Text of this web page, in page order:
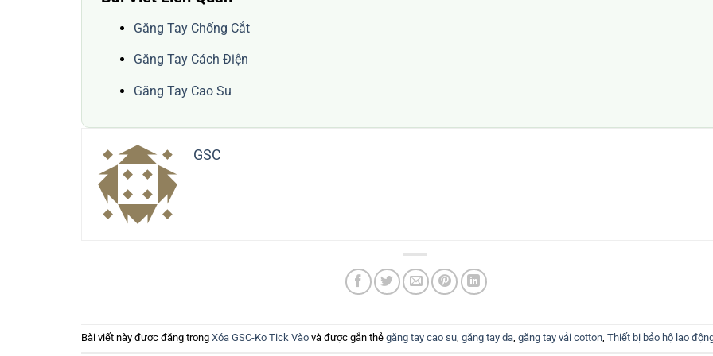
Găng Tay Chống Cắt
Găng Tay Cách Điện
Găng Tay Cao Su
GSC
Bài viết này được đăng trong Xóa GSC-Ko Tick Vào và được gắn thẻ găng tay cao su, găng tay da, găng tay vải cotton, Thiết bị bảo hộ lao